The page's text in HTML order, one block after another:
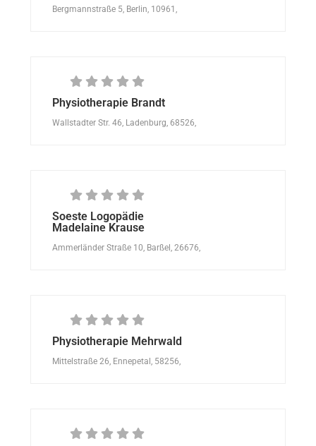
Bergmannstraße 5, Berlin, 10961,
Physiotherapie Brandt
Wallstadter Str. 46, Ladenburg, 68526,
Soeste Logopädie
Madelaine Krause
Ammerländer Straße 10, Barßel, 26676,
Physiotherapie Mehrwald
Mittelstraße 26, Ennepetal, 58256,